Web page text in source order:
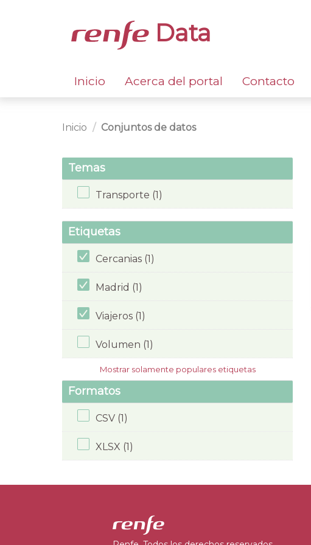
Data
Inicio Acerca del portal Contacto
Inicio Conjuntos de datos
Temas
Transporte (1)
Etiquetas
Cercanias (1)
Madrid (1)
Viajeros (1)
Volumen (1)
Mostrar solamente populares etiquetas
Formatos
CSV (1)
XLSX (1)